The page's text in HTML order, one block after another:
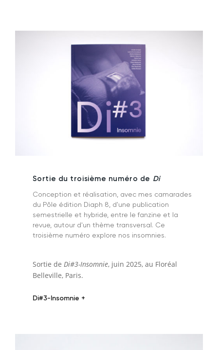
Sortie du troisième numéro de Di
Conception et réalisation, avec mes camarades
du Pôle édition Diaph 8, d'une publication
semestrielle et hybride, entre le fanzine et la
revue, autour d'un thème transversal. Ce
troisième numéro explore nos insomnies.
Sortie de Di#3-Insomnie, juin 2025, au Floréal
Belleville, Paris.
Di#3-Insomnie +